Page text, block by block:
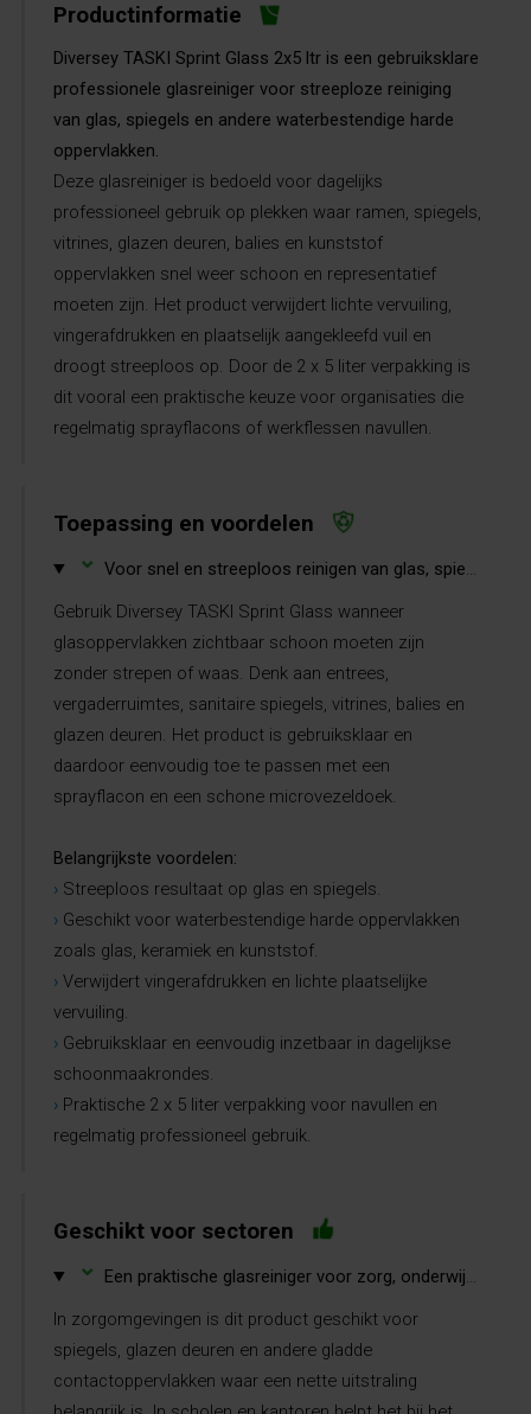
Productinformatie
Diversey TASKI Sprint Glass 2x5 ltr is een gebruiksklare
professionele glasreiniger voor streeploze reiniging
van glas, spiegels en andere waterbestendige harde
oppervlakken.
Deze glasreiniger is bedoeld voor dagelijks
professioneel gebruik op plekken waar ramen, spiegels,
vitrines, glazen deuren, balies en kunststof
oppervlakken snel weer schoon en representatief
moeten zijn. Het product verwijdert lichte vervuiling,
vingerafdrukken en plaatselijk aangekleefd vuil en
droogt streeploos op. Door de 2 x 5 liter verpakking is
dit vooral een praktische keuze voor organisaties die
regelmatig sprayflacons of werkflessen navullen.
Toepassing en voordelen
⌄ Voor snel en streeploos reinigen van glas, spiegels, vitrines en gladde harde oppervlakken.
Gebruik Diversey TASKI Sprint Glass wanneer
glasoppervlakken zichtbaar schoon moeten zijn
zonder strepen of waas. Denk aan entrees,
vergaderruimtes, sanitaire spiegels, vitrines, balies en
glazen deuren. Het product is gebruiksklaar en
daardoor eenvoudig toe te passen met een
sprayflacon en een schone microvezeldoek.
Belangrijkste voordelen:
› Streeploos resultaat op glas en spiegels.
› Geschikt voor waterbestendige harde oppervlakken
zoals glas, keramiek en kunststof.
› Verwijdert vingerafdrukken en lichte plaatselijke
vervuiling.
› Gebruiksklaar en eenvoudig inzetbaar in dagelijkse
schoonmaakrondes.
› Praktische 2 x 5 liter verpakking voor navullen en
regelmatig professioneel gebruik.
Geschikt voor sectoren
⌄
Een praktische glasreiniger voor zorg, onderwijs, kantoren, horeca en schoonmaakbedrijven.
In zorgomgevingen is dit product geschikt voor
spiegels, glazen deuren en andere gladde
contactoppervlakken waar een nette uitstraling